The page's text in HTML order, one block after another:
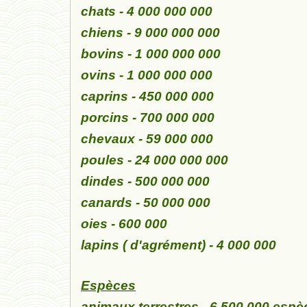
chats - 4 000 000 000
chiens - 9 000 000 000
bovins - 1 000 000 000
ovins - 1 000 000 000
caprins - 450 000 000
porcins - 700 000 000
chevaux - 59 000 000
poules - 24 000 000 000
dindes - 500 000 000
canards - 50 000 000
oies - 600 000
lapins ( d'agrément) - 4 000 000
Espèces